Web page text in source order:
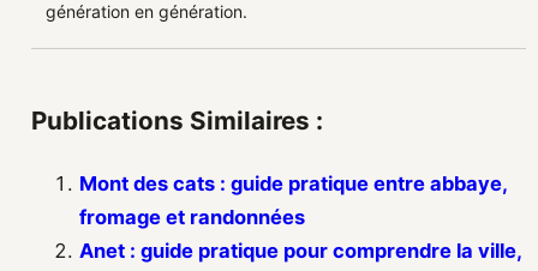
génération en génération.
Publications Similaires :
Mont des cats : guide pratique entre abbaye,
fromage et randonnées
Anet : guide pratique pour comprendre la ville,